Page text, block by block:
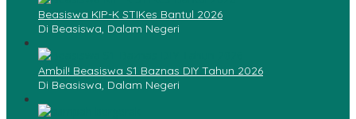
Beasiswa KIP-K STIKes Bantul 2026
Di Beasiswa, Dalam Negeri
Ambil! Beasiswa S1 Baznas DIY Tahun 2026
Di Beasiswa, Dalam Negeri